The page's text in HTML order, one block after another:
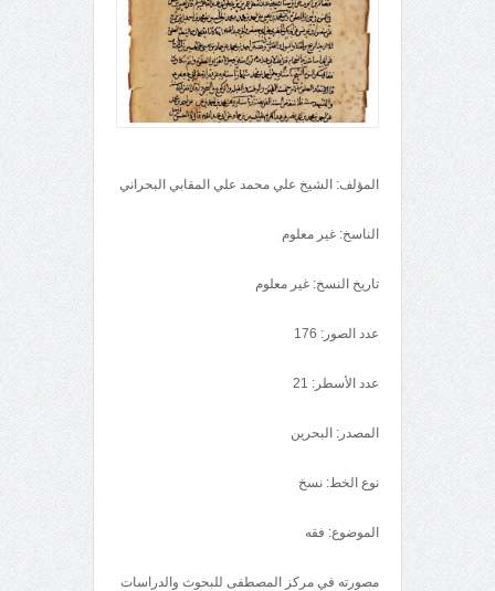
المؤلف: الشيخ علي محمد علي المقابي البحراني
الناسخ: غير معلوم
تاريخ النسخ: غير معلوم
عدد الصور: 176
عدد الأسطر: 21
المصدر: البحرين
نوع الخط: نسخ
الموضوع: فقه
مصورته في مركز المصطفى للبحوث والدراسات